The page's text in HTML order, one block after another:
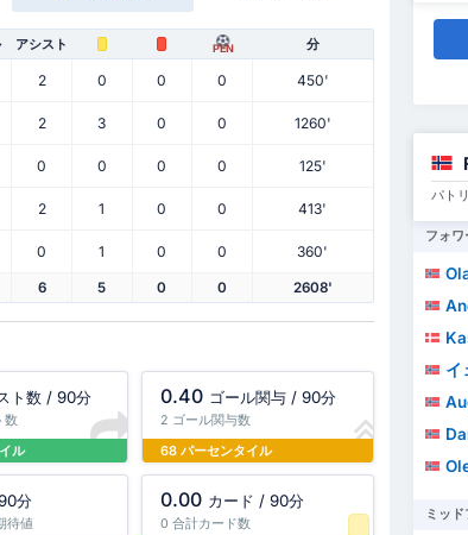
アシスト PEN 分
2 0 0 0 450'
2 3 0 0 1260'
0 0 0 0 125'
2 1 0 0 413'
0 1 0 0 360'
6 5 0 0 2608'
ト数 / 90分
数
ル
0.40 ゴール関与 / 90分
2 ゴール関与数
68 パーセンタイル
分
待値
0.00 カード / 90分
0 合計カード数
パト
フォワ
イ
ミッ